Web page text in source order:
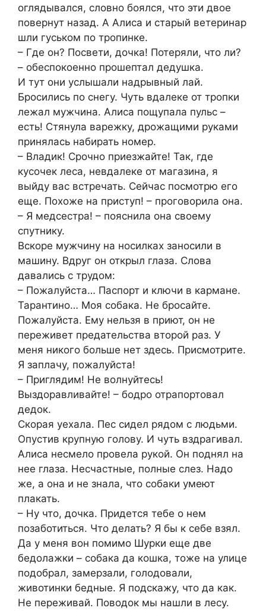
оглядывался, словно боялся, что эти двое
повернут назад. А Алиса и старый ветеринар
шли гуськом по тропинке.
– Где он? Посвети, дочка! Потеряли, что ли?
– обеспокоенно прошептал дедушка.
И тут они услышали надрывный лай.
Бросились по снегу. Чуть вдалеке от тропки
лежал мужчина. Алиса пощупала пульс –
есть! Стянула варежку, дрожащими руками
принялась набирать номер.
– Владик! Срочно приезжайте! Так, где
кусочек леса, невдалеке от магазина, я
выйду вас встречать. Сейчас посмотрю его
еще. Похоже на приступ! – проговорила она.
– Я медсестра! – пояснила она своему
спутнику.
Вскоре мужчину на носилках заносили в
машину. Вдруг он открыл глаза. Слова
давались с трудом:
– Пожалуйста… Паспорт и ключи в кармане.
Тарантино… Моя собака. Не бросайте.
Пожалуйста. Ему нельзя в приют, он не
переживет предательства второй раз. У
меня никого больше нет здесь. Присмотрите.
Я заплачу, пожалуйста!
– Приглядим! Не волнуйтесь!
Выздоравливайте! – бодро отрапортовал
дедок.
Скорая уехала. Пес сидел рядом с людьми.
Опустив крупную голову. И чуть вздрагивал.
Алиса несмело провела рукой. Он поднял на
нее глаза. Несчастные, полные слез. Надо
же, а она и не знала, что собаки умеют
плакать.
– Ну что, дочка. Придется тебе о нем
позаботиться. Что делать? Я бы к себе взял.
Да у меня вон помимо Шурки еще две
бедолажки – собака да кошка, тоже на улице
подобрал, замерзали, голодовали,
животинки бедные. Я подскажу, что да как.
Не переживай. Поводок мы нашли в лесу.